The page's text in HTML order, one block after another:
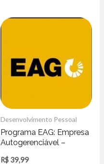
Desenvolvimento Pessoal
Programa EAG: Empresa
Autogerenciável –
R$ 39,99